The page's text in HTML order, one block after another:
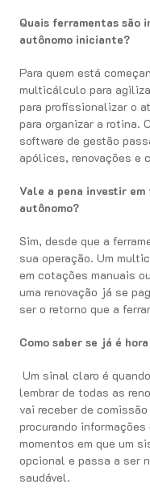
Quais ferramentas são
autônomo iniciante?
Para quem está
multicálculo para
para profissionalizar o
para organizar a rotina.
software de gestão
apólices, renovações e
Vale a pena investir
autônomo?
Sim, desde que a
sua operação. Um
em cotações manuais
uma renovação já se
ser o retorno que a
Como saber se já é
Um sinal claro é
lembrar de todas as
vai receber de
procurando
momentos em que um
opcional e passa a ser
saudável.